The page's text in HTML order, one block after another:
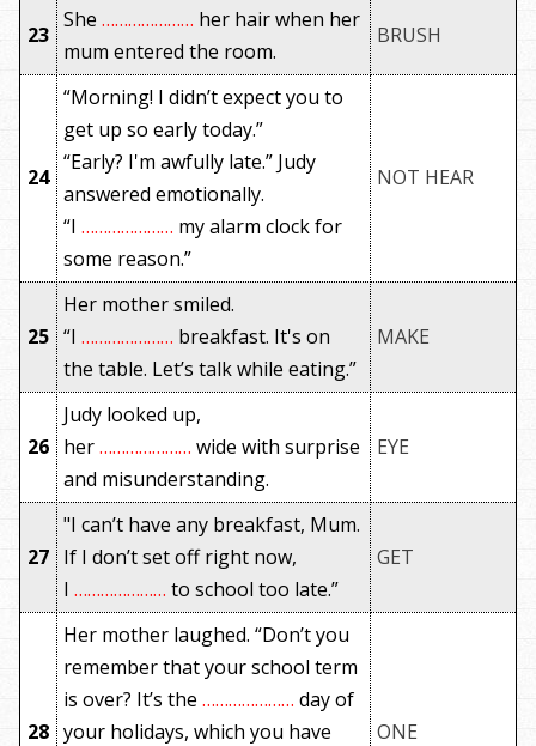
23
She ………………… her hair when her
mum entered the room.
BRUSH
24
“Morning! I didn’t expect you to
get up so early today.”
“Early? I'm awfully late.” Judy
answered emotionally.
“I ………………… my alarm clock for
some reason.”
NOT HEAR
25
Her mother smiled.
“I ………………… breakfast. It's on
the table. Let’s talk while eating.”
MAKE
26
Judy looked up,
her………………… wide with surprise
and misunderstanding.
EYE
27
"I can’t have any breakfast, Mum.
If I don’t set off right now,
I ………………… to school too late.”
GET
28
Her mother laughed. “Don’t you
remember that your school term
is over? It’s the ………………… day of
your holidays, which you have
ONE